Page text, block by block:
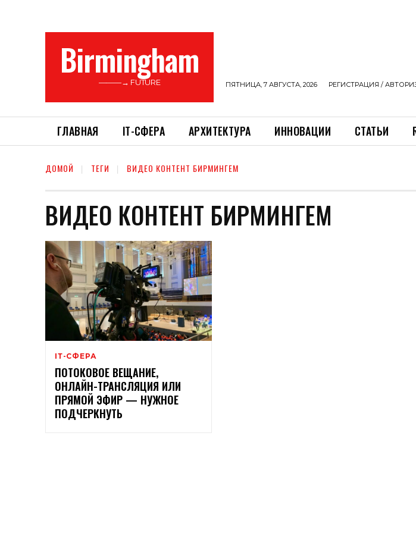
Birmingham
———→ FUTURE ПЯТНИЦА, 7 АВГУСТА, 2026 РЕГИСТРАЦИЯ /
ГЛАВНАЯ ІТ-СФЕРА АРХИТЕКТУРА ИННОВАЦИИ СТАТЬИ
ДОМОЙ ТЕГИ ВИДЕО КОНТЕНТ БИРМИНГЕМ
ВИДЕО КОНТЕНТ БИРМИНГЕМ
ІТ-СФЕРА
ПОТОКОВОЕ ВЕЩАНИЕ,
ОНЛАЙН-ТРАНСЛЯЦИЯ ИЛИ
ПРЯМОЙ ЭФИР — НУЖНОЕ
ПОДЧЕРКНУТЬ